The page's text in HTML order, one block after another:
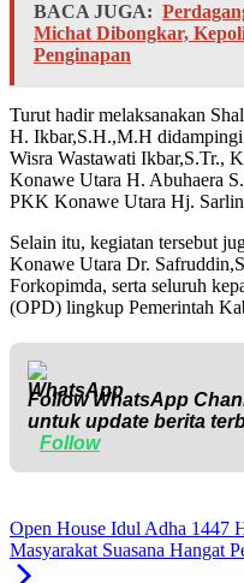
BACA JUGA:
Michat Dibongkar,
Penginapan
Turut hadir melaksanakan
H. Ikbar,S.H.,M.H
Wisra Wastawati Ikbar,S.Tr.,
Konawe Utara H. Abuhaera
PKK Konawe Utara Hj.
Selain itu, kegiatan tersebut
Konawe Utara Dr.
Forkopimda, serta seluruh
(OPD) lingkup Pemerintah
Follow WhatsApp
untuk update berita
Follow
Open House Idul Adha 1447
Masyarakat Suasana Hangat